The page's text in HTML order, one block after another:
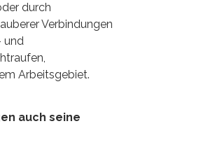
durch
Verbindungen
und
Arbeitsgebiet.
auch seine